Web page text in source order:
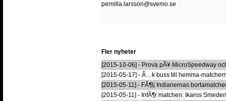
pernilla.larsson@svemo.se
Fler nyheter
[2015-10-06] - Prova pÃ¥ MicroSpeedway
[2015-05-17] - Ã…k buss till hemma-
[2015-05-11] - FÃ¶lj Indianernas
[2015-05-11] - InfÃ¶r matchen: Ikaros